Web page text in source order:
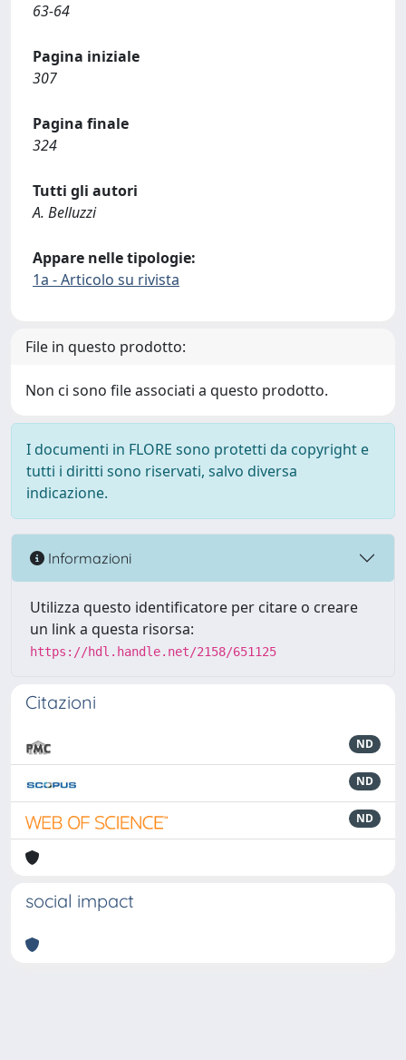
63-64
Pagina iniziale
307
Pagina finale
324
Tutti gli autori
A. Belluzzi
Appare nelle tipologie:
1a - Articolo su rivista
File in questo prodotto:
Non ci sono file associati a questo prodotto.
I documenti in FLORE sono protetti da copyright e
tutti i diritti sono riservati, salvo diversa
indicazione.
Informazioni
Utilizza questo identificatore per citare o creare
un link a questa risorsa:
https://hdl.handle.net/2158/651125
Citazioni
ND
ND
ND
social impact